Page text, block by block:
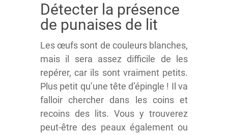
Détecter la présence
de punaises de lit
Les œufs sont de couleurs blanches,
mais il sera assez difficile de les
repérer, car ils sont vraiment petits.
Plus petit qu’une tête d’épingle ! Il va
falloir chercher dans les coins et
recoins des lits. Vous y trouverez
peut-être des peaux également ou